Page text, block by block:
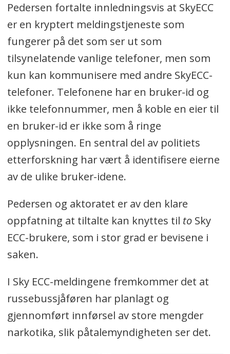
Pedersen fortalte innledningsvis at SkyECC
er en kryptert meldingstjeneste som
fungerer på det som ser ut som
tilsynelatende vanlige telefoner, men som
kun kan kommunisere med andre SkyECC-
telefoner. Telefonene har en bruker-id og
ikke telefonnummer, men å koble en eier til
en bruker-id er ikke som å ringe
opplysningen. En sentral del av politiets
etterforskning har vært å identifisere eierne
av de ulike bruker-idene.
Pedersen og aktoratet er av den klare
oppfatning at tiltalte kan knyttes til toSky
ECC-brukere, som i stor grad er bevisene i
saken.
I Sky ECC-meldingene fremkommer det at
russebussjåføren har planlagt og
gjennomført innførsel av store mengder
narkotika, slik påtalemyndigheten ser det.